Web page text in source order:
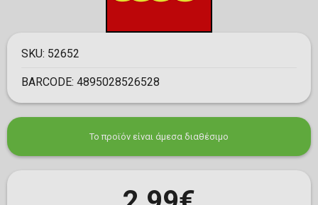
SKU: 52652
BARCODE: 4895028526528
Το προϊόν είναι άμεσα διαθέσιμο